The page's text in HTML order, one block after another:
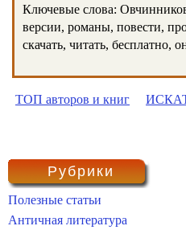
Ключевые слова:
версии, романы, повести,
скачать, читать, бесплатно,
ТОП авторов и книг
Рубрики
Полезные статьи
Античная литература